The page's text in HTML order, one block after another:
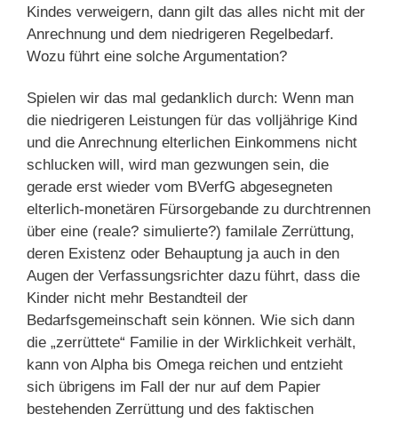
Kindes verweigern, dann gilt das alles nicht mit der
Anrechnung und dem niedrigeren Regelbedarf.
Wozu führt eine solche Argumentation?
Spielen wir das mal gedanklich durch: Wenn man
die niedrigeren Leistungen für das volljährige Kind
und die Anrechnung elterlichen Einkommens nicht
schlucken will, wird man gezwungen sein, die
gerade erst wieder vom BVerfG abgesegneten
elterlich-monetären Fürsorgebande zu durchtrennen
über eine (reale? simulierte?) familale Zerrüttung,
deren Existenz oder Behauptung ja auch in den
Augen der Verfassungsrichter dazu führt, dass die
Kinder nicht mehr Bestandteil der
Bedarfsgemeinschaft sein können. Wie sich dann
die „zerrüttete“ Familie in der Wirklichkeit verhält,
kann von Alpha bis Omega reichen und entzieht
sich übrigens im Fall der nur auf dem Papier
bestehenden Zerrüttung und des faktischen